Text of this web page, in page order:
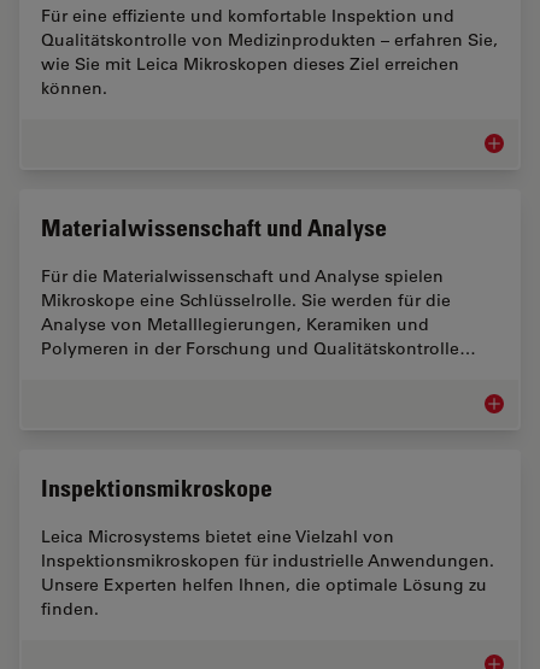
Für eine effiziente und komfortable Inspektion und
Qualitätskontrolle von Medizinprodukten – erfahren Sie,
wie Sie mit Leica Mikroskopen dieses Ziel erreichen
können.
Materialwissenschaft und Analyse
Für die Materialwissenschaft und Analyse spielen
Mikroskope eine Schlüsselrolle. Sie werden für die
Analyse von Metalllegierungen, Keramiken und
Polymeren in der Forschung und Qualitätskontrolle…
Inspektionsmikroskope
Leica Microsystems bietet eine Vielzahl von
Inspektionsmikroskopen für industrielle Anwendungen.
Unsere Experten helfen Ihnen, die optimale Lösung zu
finden.